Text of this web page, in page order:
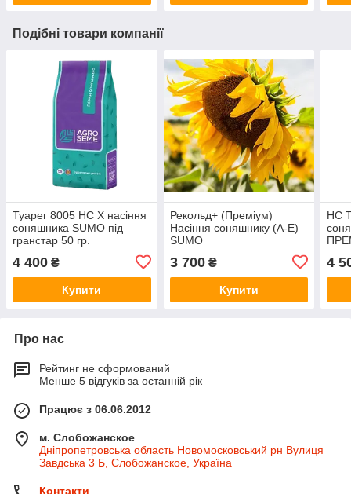
Подібні товари компанії
Туарег 8005 НС Х насіння
соняшника SUMO під
гранстар 50 гр.
4 400 ₴
Купити
Рекольд+ (Преміум)
Насіння соняшнику (А-Е)
SUMO
3 700₴
Купити
НС
4
Про нас
Рейтинг не сформований
Менше 5 відгуків за останній рік
Працює з 06.06.2012
м. Слобожанское
Дніпропетровська область Новомосковський рн Вулиця
Завдська 3 Б, Слобожанское, Україна
Контакти